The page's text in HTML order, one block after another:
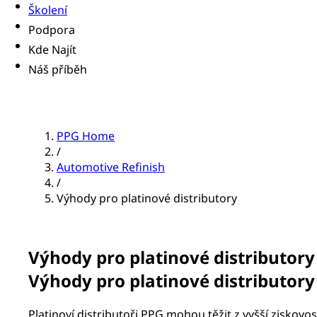
Školení
Podpora
Kde Najít
Náš příběh
PPG Home
/
Automotive Refinish
/
Výhody pro platinové distributory
Výhody pro platinové distributory
Výhody pro platinové distributory